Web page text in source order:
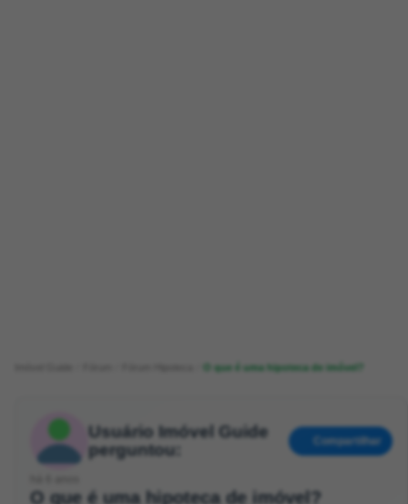
O que é uma hipoteca de imóvel?
Usuário Imóvel Guide
perguntou:
Compartilhar
O que é uma hipoteca de imóvel?